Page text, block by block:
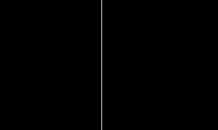
Miller.
para escapar de un